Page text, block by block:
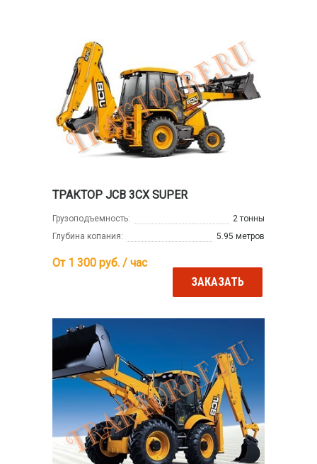
ТРАКТОР JCB 3CX SUPER
Грузоподъемность:
2 тонны
Глубина копания:
5.95 метров
От 1 300 руб. / час
ЗАКАЗАТЬ